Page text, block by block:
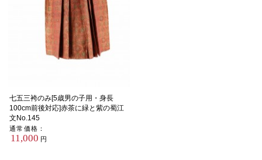
七五三袴のみ[5歳男の子用・身長
100cm前後対応]赤茶に緑と紫の蜀江
文No.145
通常価格：
11,000 円